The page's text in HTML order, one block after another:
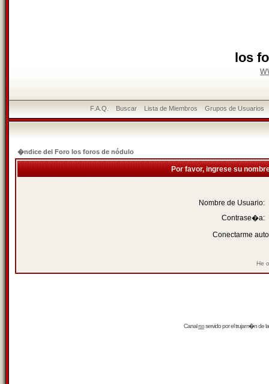
los
F.A.Q. Buscar Lista de Miembros Grupos de Usuarios
�ndice del Foro los foros de nódulo
Por favor, ingrese su
Nombre de Usuario:
Contrase�a:
Conectarme
He
Canalrssservido por eltrujam�nde